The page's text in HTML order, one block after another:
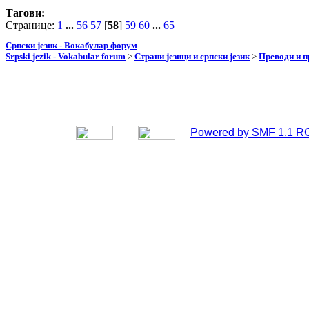
Тагови:
Странице: 1 ... 56 57 [58] 59 60 ... 65
Српски језик - Вокабулар форум
Srpski jezik - Vokabular forum > Страни језици и српски језик> Преводи и
Powered by SMF 1.1